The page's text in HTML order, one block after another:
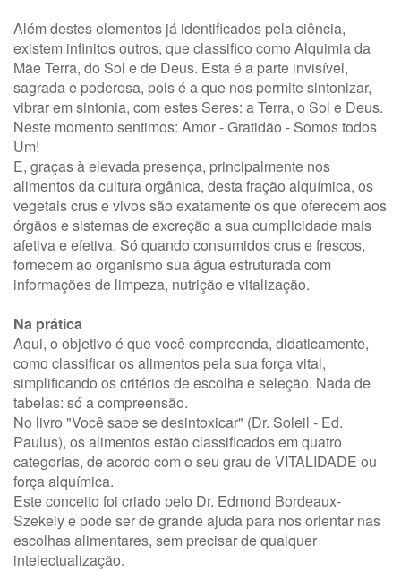
Além destes elementos já identificados pela ciência,
existem infinitos outros, que classifico como Alquimia da
Mãe Terra, do Sol e de Deus. Esta é a parte invisível,
sagrada e poderosa, pois é a que nos permite sintonizar,
vibrar em sintonia, com estes Seres: a Terra, o Sol e Deus.
Neste momento sentimos: Amor - Gratidão - Somos todos
Um!
E, graças à elevada presença, principalmente nos
alimentos da cultura orgânica, desta fração alquímica, os
vegetais crus e vivos são exatamente os que oferecem aos
órgãos e sistemas de excreção a sua cumplicidade mais
afetiva e efetiva. Só quando consumidos crus e frescos,
fornecem ao organismo sua água estruturada com
informações de limpeza, nutrição e vitalização.
Na prática
Aqui, o objetivo é que você compreenda, didaticamente,
como classificar os alimentos pela sua força vital,
simplificando os critérios de escolha e seleção. Nada de
tabelas: só a compreensão.
No livro "Você sabe se desintoxicar" (Dr. Soleil - Ed.
Paulus), os alimentos estão classificados em quatro
categorias, de acordo com o seu grau de VITALIDADE ou
força alquímica.
Este conceito foi criado pelo Dr. Edmond Bordeaux-
Szekely e pode ser de grande ajuda para nos orientar nas
escolhas alimentares, sem precisar de qualquer
intelectualização.